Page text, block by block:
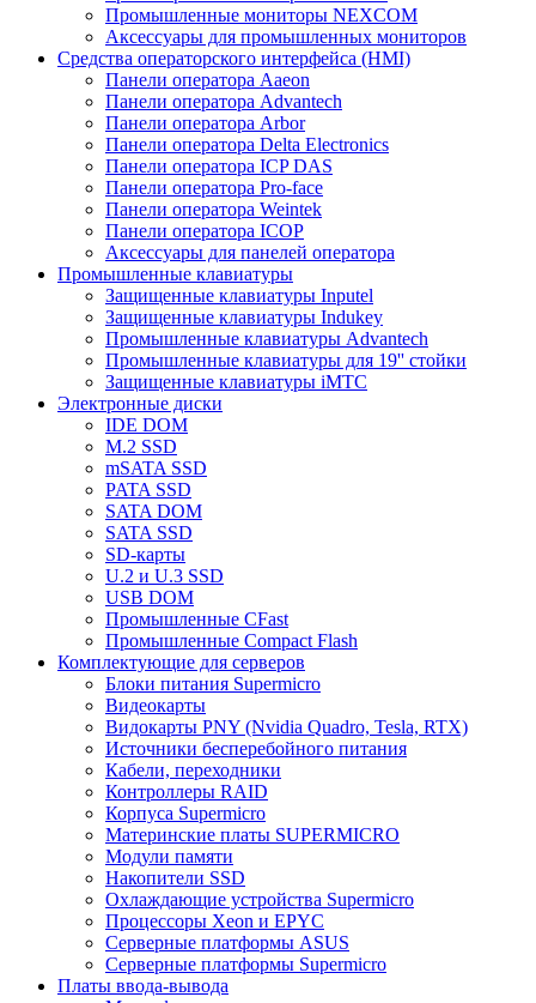
Промышленные мониторы NEXCOM
Аксессуары для промышленных мониторов
Средства операторского интерфейса (HMI)
Панели оператора Aaeon
Панели оператора Advantech
Панели оператора Arbor
Панели оператора Delta Electronics
Панели оператора ICP DAS
Панели оператора Pro-face
Панели оператора Weintek
Панели оператора ICOP
Аксессуары для панелей оператора
Промышленные клавиатуры
Защищенные клавиатуры Inputel
Защищенные клавиатуры Indukey
Промышленные клавиатуры Advantech
Промышленные клавиатуры для 19'' стойки
Защищенные клавиатуры iMTC
Электронные диски
IDE DOM
M.2 SSD
mSATA SSD
PATA SSD
SATA DOM
SATA SSD
SD-карты
U.2 и U.3 SSD
USB DOM
Промышленные CFast
Промышленные Compact Flash
Комплектующие для серверов
Блоки питания Supermicro
Видеокарты
Видокарты PNY (Nvidia Quadro, Tesla, RTX)
Источники бесперебойного питания
Кабели, переходники
Контроллеры RAID
Корпуса Supermicro
Материнские платы SUPERMICRO
Модули памяти
Накопители SSD
Охлаждающие устройства Supermicro
Процессоры Xeon и EPYC
Серверные платформы ASUS
Серверные платформы Supermicro
Платы ввода-вывода